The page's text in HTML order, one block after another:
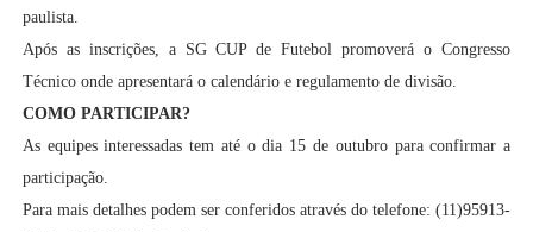
paulista.
Após as inscrições, a SG CUP de Futebol promoverá o Congresso
Técnico onde apresentará o calendário e regulamento de divisão.
COMO PARTICIPAR?
As equipes interessadas tem até o dia 15 de outubro para confirmar a
participação.
Para mais detalhes podem ser conferidos através do telefone: (11)95913-